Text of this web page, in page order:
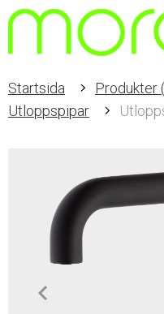
Startsida
Produkter
Utloppspipar